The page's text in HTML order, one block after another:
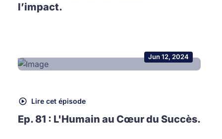
l’impact.
Jun 12, 2024
Lire cet épisode
Ep. 81 : L'Humain au Cœur du Succès.